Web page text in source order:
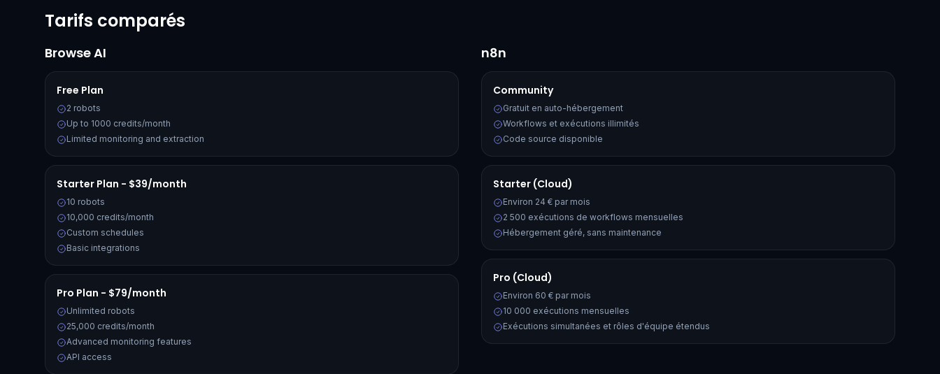
Tarifs comparés
Browse AI
Free Plan
2 robots
Up to 1000 credits/month
Limited monitoring and extraction
Starter Plan - $39/month
10 robots
10,000 credits/month
Custom schedules
Basic integrations
Pro Plan - $79/month
Unlimited robots
25,000 credits/month
Advanced monitoring features
API access
n8n
Community
Gratuit en auto-hébergement
Workflows et exécutions illimités
Code source disponible
Starter (Cloud)
Environ 24 € par mois
2 500 exécutions de workflows mensuelles
Hébergement géré, sans maintenance
Pro (Cloud)
Environ 60 € par mois
10 000 exécutions mensuelles
Exécutions simultanées et rôles d'équipe étendus